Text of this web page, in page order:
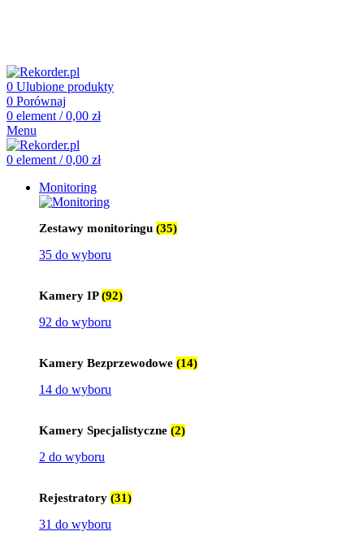
0 Ulubione produkty
0 Porównaj
0 element / 0,00 zł
Menu
0 element / 0,00 zł
Monitoring
Zestawy monitoringu (35)
35 do wyboru
Kamery IP(92)
92 do wyboru
Kamery Bezprzewodowe (14)
14 do wyboru
Kamery Specjalistyczne (2)
2 do wyboru
Rejestratory (31)
31 do wyboru